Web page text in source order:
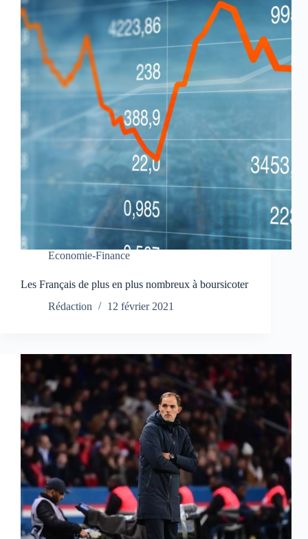
Economie-Finance
Les Français de plus en plus nombreux à boursicoter
Rédaction
12 février 2021